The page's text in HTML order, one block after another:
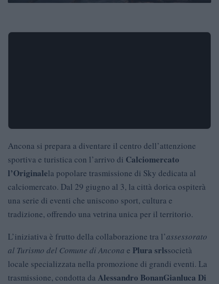
Ancona si prepara a diventare il centro dell’attenzione
sportiva e turistica con l’arrivo di Calciomercato
l’Originalela popolare trasmissione di Sky dedicata al
calciomercato. Dal 29 giugno al 3, la città dorica ospiterà
una serie di eventi che uniscono sport, cultura e
tradizione, offrendo una vetrina unica per il territorio.
L’iniziativa è frutto della collaborazione tra l’assessorato
al Turismo del Comune di Ancona e Plura srlssocietà
locale specializzata nella promozione di grandi eventi. La
trasmissione, condotta da Alessandro BonanGianluca Di